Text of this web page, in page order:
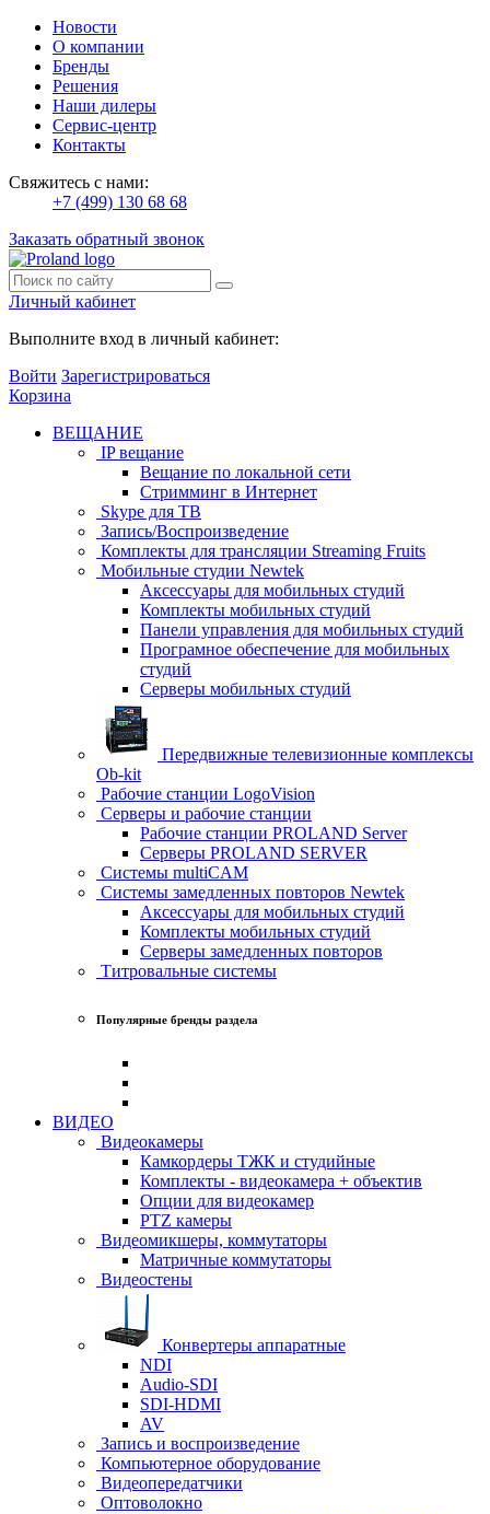
Новости
О компании
Бренды
Решения
Наши дилеры
Сервис-центр
Контакты
Свяжитесь с нами:
+7 (499) 130 68 68
Заказать обратный звонок
Личный кабинет
Выполните вход в личный кабинет:
Войти Зарегистрироваться
Корзина
ВЕЩАНИЕ
IP вещание
Вещание по локальной сети
Стримминг в Интернет
Skype для ТВ
Запись/Воспроизведение
Комплекты для трансляции Streaming Fruits
Мобильные студии Newtek
Аксессуары для мобильных студий
Комплекты мобильных студий
Панели управления для мобильных студий
Програмное обеспечение для мобильных
студий
Серверы мобильных студий
Передвижные телевизионные комплексы
Ob-kit
Рабочие станции LogoVision
Серверы и рабочие станции
Рабочие станции PROLAND Server
Серверы PROLAND SERVER
Системы multiCAM
Системы замедленных повторов Newtek
Аксессуары для мобильных студий
Комплекты мобильных студий
Серверы замедленных повторов
Титровальные системы
Популярные бренды раздела
ВИДЕО
Видеокамеры
Камкордеры ТЖК и студийные
Комплекты - видеокамера + объектив
Опции для видеокамер
PTZ камеры
Видеомикшеры, коммутаторы
Матричные коммутаторы
Видеостены
Конвертеры аппаратные
NDI
Audio-SDI
SDI-HDMI
AV
Запись и воспроизведение
Компьютерное оборудование
Видеопередатчики
Оптоволокно